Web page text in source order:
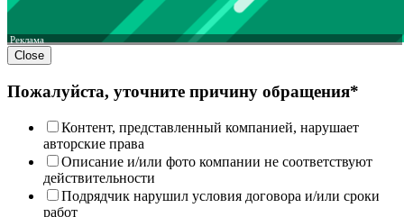
Реклама
Close
Пожалуйста, уточните причину обращения*
Контент, представленный компанией, нарушает
авторские права
Описание и/или фото компании не соответствуют
действительности
Подрядчик нарушил условия договора и/или сроки
работ